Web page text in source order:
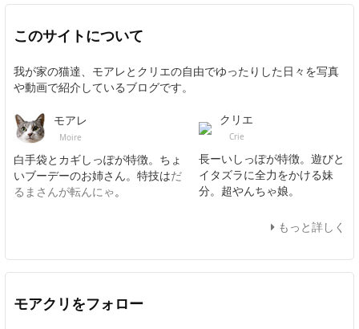
このサイトについて
我が家の猫達、モアレとクリエの自由でゆったりした日々を写真
や動画で紹介しているブログです。
モアレ
Moire
白手袋とカギしっぽが特徴。ちょ
いブーデーのお姉さん。特技はだ
るまさんが転んにゃ。
クリエ
Crie
長ーいしっぽが特徴。遊びと
イタズラに全力をかける妹
分。超やんちゃ娘。
もっと詳しく
モアクリをフォロー